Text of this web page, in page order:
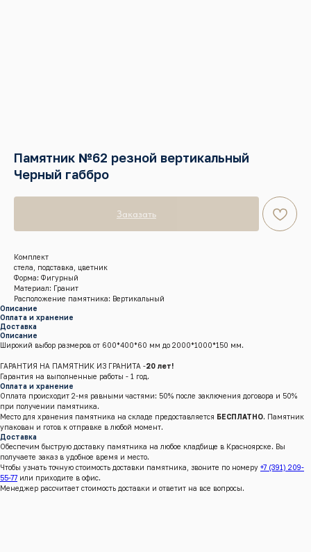
Памятник №62 резной вертикальный
Черный габбро
Заказать
Комплект
стела, подставка, цветник
Форма: Фигурный
Материал: Гранит
Расположение памятника: Вертикальный
Описание
Оплата и хранение
Доставка
Описание
Широкий выбор размеров от 600*400*60 мм до 2000*1000*150 мм.
ГАРАНТИЯ НА ПАМЯТНИК ИЗ ГРАНИТА -20 лет!
Гарантия на выполненные работы - 1 год.
Оплата и хранение
Оплата происходит 2-мя равными частями: 50% после заключения договора и 50%
при получении памятника.
Место для хранения памятника на складе предоставляется БЕСПЛАТНО. Памятник
упакован и готов к отправке в любой момент.
Доставка
Обеспечим быструю доставку памятника на любое кладбище в Красноярске. Вы
получаете заказ в удобное время и место.
Чтобы узнать точную стоимость доставки памятника, звоните по номеру +7 (391) 209-
55-77 или приходите в офис.
Менеджер рассчитает стоимость доставки и ответит на все вопросы.
г.Красноярск, Енисейский тракт, 8 к/4 (кл. Бадалык)
Телефон:+7 (391) 209-55-77
Почта:graalkrsk@mail.ru
Режим работы: Пн - Вс / 09:00 - 19:00